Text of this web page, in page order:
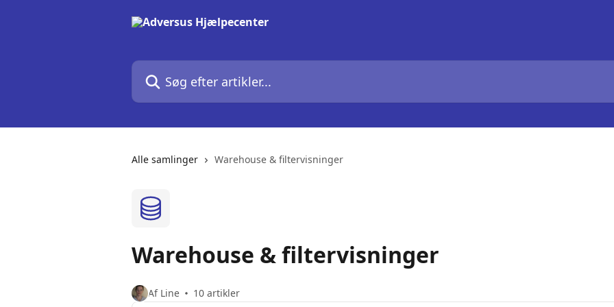
Søg efter artikler...
Alle samlinger Warehouse & filtervisninger
Warehouse & filtervisninger
Af Line 10 artikler